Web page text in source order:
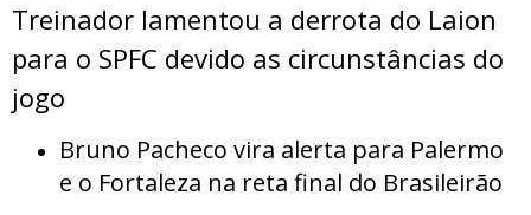
Treinador lamentou a derrota do Laion
para o SPFC devido as circunstâncias do
jogo
Bruno Pacheco vira alerta para Palermo
e o Fortaleza na reta final do Brasileirão